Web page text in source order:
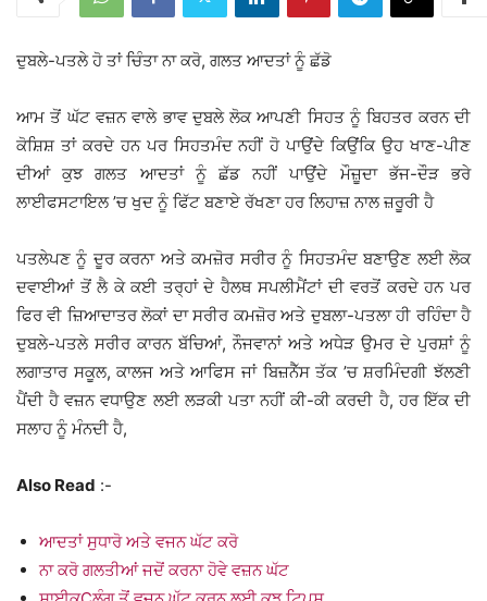
ਦੁਬਲੇ-ਪਤਲੇ ਹੋ ਤਾਂ ਚਿੰਤਾ ਨਾ ਕਰੋ, ਗਲਤ ਆਦਤਾਂ ਨੂੰ ਛੱਡੋ
ਆਮ ਤੋਂ ਘੱਟ ਵਜ਼ਨ ਵਾਲੇ ਭਾਵ ਦੁਬਲੇ ਲੋਕ ਆਪਣੀ ਸਿਹਤ ਨੂੰ ਬਿਹਤਰ ਕਰਨ ਦੀ
ਕੋਸ਼ਿਸ਼ ਤਾਂ ਕਰਦੇ ਹਨ ਪਰ ਸਿਹਤਮੰਦ ਨਹੀਂ ਹੋ ਪਾਉਂਦੇ ਕਿਉਂਕਿ ਉਹ ਖਾਣ-ਪੀਣ
ਦੀਆਂ ਕੁਝ ਗਲਤ ਆਦਤਾਂ ਨੂੰ ਛੱਡ ਨਹੀਂ ਪਾਉਂਦੇ ਮੌਜ਼ੂਦਾ ਭੱਜ-ਦੌੜ ਭਰੇ
ਲਾਈਫਸਟਾਇਲ ’ਚ ਖੁਦ ਨੂੰ ਫਿੱਟ ਬਣਾਏ ਰੱਖਣਾ ਹਰ ਲਿਹਾਜ਼ ਨਾਲ ਜ਼ਰੂਰੀ ਹੈ
ਪਤਲੇਪਣ ਨੂੰ ਦੂਰ ਕਰਨਾ ਅਤੇ ਕਮਜ਼ੋਰ ਸਰੀਰ ਨੂੰ ਸਿਹਤਮੰਦ ਬਣਾਉਣ ਲਈ ਲੋਕ
ਦਵਾਈਆਂ ਤੋਂ ਲੈ ਕੇ ਕਈ ਤਰ੍ਹਾਂ ਦੇ ਹੈਲਥ ਸਪਲੀਮੈਂਟਾਂ ਦੀ ਵਰਤੋਂ ਕਰਦੇ ਹਨ ਪਰ
ਫਿਰ ਵੀ ਜ਼ਿਆਦਾਤਰ ਲੋਕਾਂ ਦਾ ਸਰੀਰ ਕਮਜ਼ੋਰ ਅਤੇ ਦੁਬਲਾ-ਪਤਲਾ ਹੀ ਰਹਿੰਦਾ ਹੈ
ਦੁਬਲੇ-ਪਤਲੇ ਸਰੀਰ ਕਾਰਨ ਬੱਚਿਆਂ, ਨੌਜਵਾਨਾਂ ਅਤੇ ਅਧੇੜ ਉਮਰ ਦੇ ਪੁਰਸ਼ਾਂ ਨੂੰ
ਲਗਾਤਾਰ ਸਕੂਲ, ਕਾਲਜ ਅਤੇ ਆਫਿਸ ਜਾਂ ਬਿਜ਼ਨੈੱਸ ਤੱਕ ’ਚ ਸ਼ਰਮਿੰਦਗੀ ਝੱਲਣੀ
ਪੈਂਦੀ ਹੈ ਵਜ਼ਨ ਵਧਾਉਣ ਲਈ ਲੜਕੀ ਪਤਾ ਨਹੀਂ ਕੀ-ਕੀ ਕਰਦੀ ਹੈ, ਹਰ ਇੱਕ ਦੀ
ਸਲਾਹ ਨੂੰ ਮੰਨਦੀ ਹੈ,
Also Read :-
ਆਦਤਾਂ ਸੁਧਾਰੋ ਅਤੇ ਵਜਨ ਘੱਟ ਕਰੋ
ਨਾ ਕਰੋ ਗਲਤੀਆਂ ਜਦੋਂ ਕਰਨਾ ਹੋਵੇ ਵਜ਼ਨ ਘੱਟ